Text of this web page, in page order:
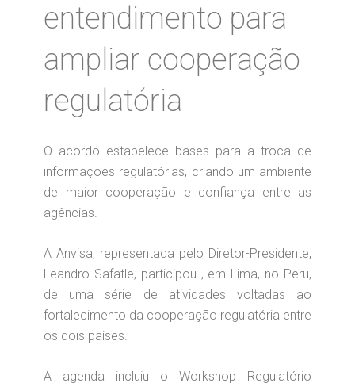
entendimento para
ampliar cooperação
regulatória
O acordo estabelece bases para a troca de
informações regulatórias, criando um ambiente
de maior cooperação e confiança entre as
agências.
A Anvisa, representada pelo Diretor-Presidente,
Leandro Safatle, participou , em Lima, no Peru,
de uma série de atividades voltadas ao
fortalecimento da cooperação regulatória entre
os dois países.
A agenda incluiu o Workshop Regulatório